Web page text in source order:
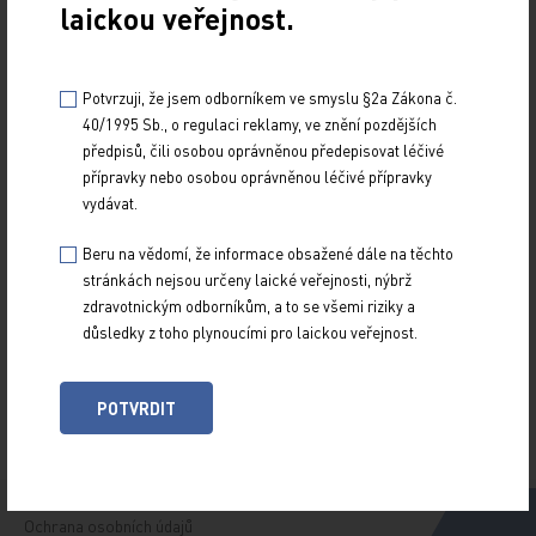
Z NOVINEK
ARCHIV
RUBRIKY
SPECIÁLY
O TITULU
Naše tituly
Ochrana osobních údajů
laickou veřejnost.
Potvrzuji, že jsem odborníkem ve smyslu §2a Zákona č.
40/1995 Sb., o regulaci reklamy, ve znění pozdějších
předpisů, čili osobou oprávněnou předepisovat léčivé
přípravky nebo osobou oprávněnou léčivé přípravky
vydávat.
Beru na vědomí, že informace obsažené dále na těchto
stránkách nejsou určeny laické veřejnosti, nýbrž
zdravotnickým odborníkům, a to se všemi riziky a
důsledky z toho plynoucími pro laickou veřejnost.
POTVRDIT